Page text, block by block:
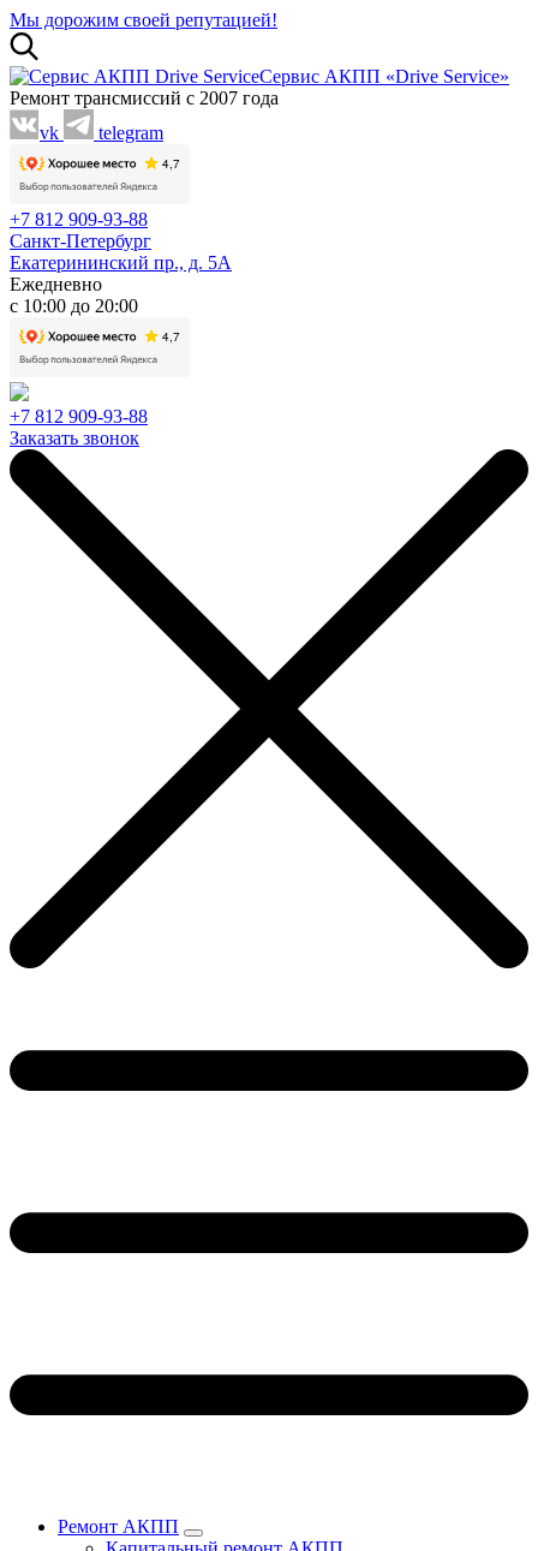
Мы дорожим своей репутацией!
Сервис АКПП «Drive Service»
Ремонт трансмиссий с 2007 года
vk
telegram
+7 812 909-93-88
Санкт-Петербург
Екатерининский пр., д. 5А
Ежедневно
с 10:00 до 20:00
+7 812 909-93-88
Заказать звонок
Ремонт АКПП